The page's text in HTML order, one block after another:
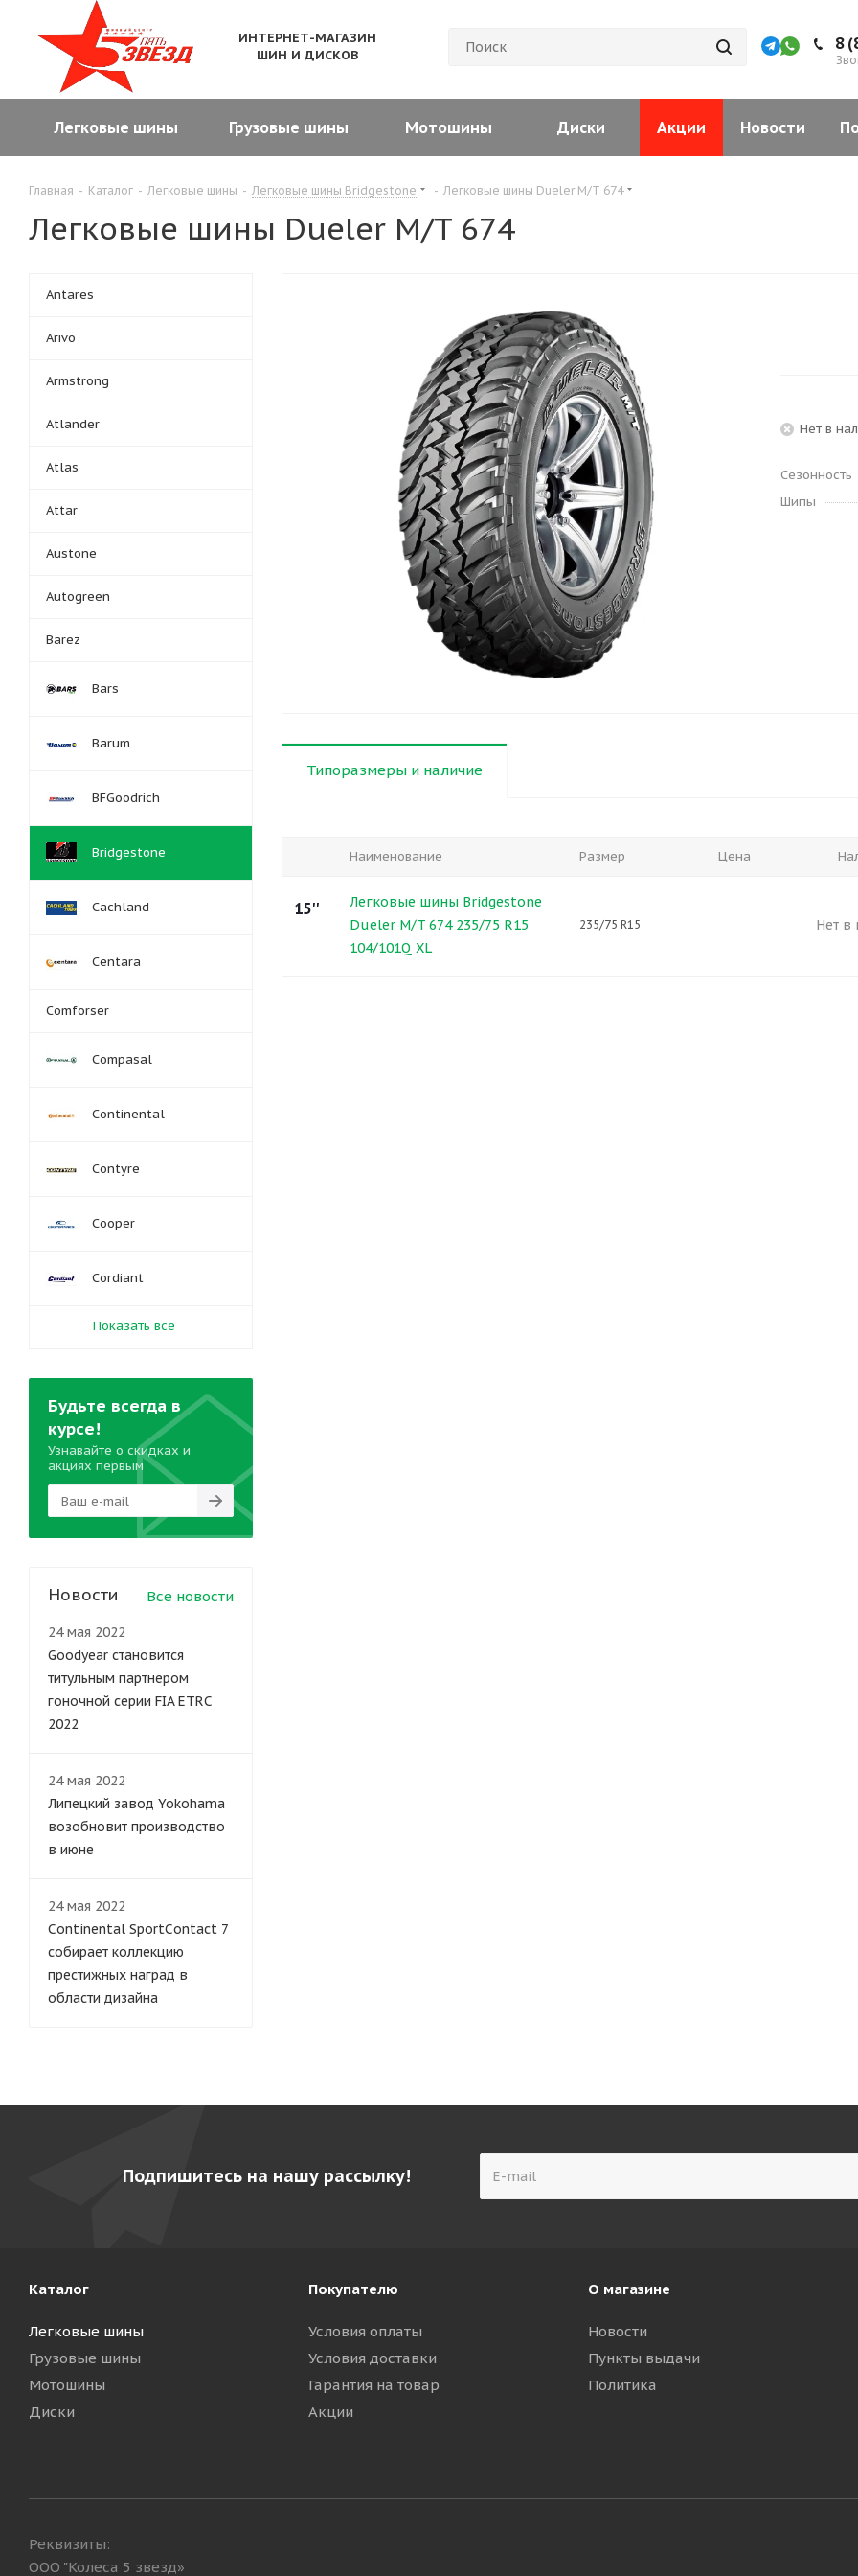
ИНТЕРНЕТ-МАГАЗИН
ШИН И ДИСКОВ
8
Легковые шины Грузовые шины Мотошины Диски Акции Новости
Главная - Каталог - Легковые шины - Легковые шины Bridgestone - Легковые шины Dueler M/T 674
Легковые шины Dueler M/T 674
Нет в
Сезонность
Шипы
Типоразмеры и наличие
Наименование Размер Цена
15''
Легковые шины Bridgestone
Dueler M/T 674 235/75 R15
104/101Q XL
235/75 R15 Нет в
Antares
Arivo
Armstrong
Atlander
Atlas
Attar
Austone
Autogreen
Barez
Bars
Barum
BFGoodrich
Bridgestone
Cachland
Centara
Comforser
Compasal
Continental
Contyre
Cooper
Cordiant
Показать все
Будьте всегда в
курсе!
Узнавайте о скидках и
акциях первым
Новости Все новости
24 мая 2022
Goodyear становится
титульным партнером
гоночной серии FIA ETRC
2022
24 мая 2022
Липецкий завод Yokohama
возобновит производство
в июне
24 мая 2022
Continental SportContact 7
собирает коллекцию
престижных наград в
области дизайна
Подпишитесь на нашу рассылку!
Каталог
Легковые шины
Грузовые шины
Мотошины
Диски
Покупателю
Условия оплаты
Условия доставки
Гарантия на товар
Акции
О магазине
Новости
Пункты выдачи
Политика
Реквизиты:
ООО "Колеса 5 звезд»